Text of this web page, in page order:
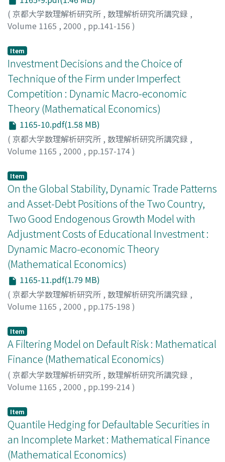
( 京都大学数理解析研究所 , 数理解析研究所講究録 ,
Volume 1165 , 2000 , pp.141-156 )
Item
Investment Decisions and the Choice of
Technique of the Firm under Imperfect
Competition : Dynamic Macro-economic
Theory (Mathematical Economics)
1165-10.pdf(1.58 MB)
( 京都大学数理解析研究所 , 数理解析研究所講究録 ,
Volume 1165 , 2000 , pp.157-174)
Item
On the Global Stability, Dynamic Trade Patterns
and Asset-Debt Positions of the Two Country,
Two Good Endogenous Growth Model with
Adjustment Costs of Educational Investment :
Dynamic Macro-economic Theory
(Mathematical Economics)
1165-11.pdf(1.79 MB)
( 京都大学数理解析研究所 , 数理解析研究所講究録 ,
Volume 1165 , 2000 , pp.175-198 )
Item
A Filtering Model on Default Risk : Mathematical
Finance (Mathematical Economics)
( 京都大学数理解析研究所 , 数理解析研究所講究録 ,
Volume 1165 , 2000 , pp.199-214)
Item
Quantile Hedging for Defaultable Securities in
an Incomplete Market : Mathematical Finance
(Mathematical Economics)